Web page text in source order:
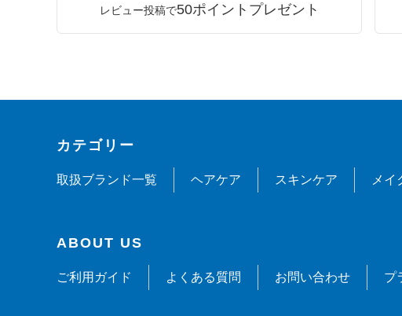
レビュー投稿で50ポイントプレゼント
カテゴリー
取扱ブランド一覧 ヘアケア スキンケア メイ
ABOUT US
ご利用ガイド よくある質問 お問い合わせ プ